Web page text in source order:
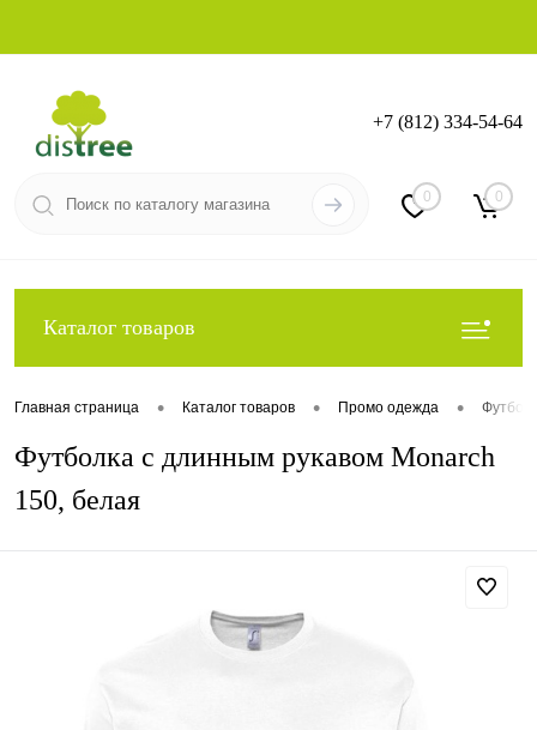
Вход Регистрация
+7 (812) 334-54-64
0 0
Каталог товаров
Главная страница • Каталог товаров • Промо одежда •
Футболка с длинным рукавом Monarch
150, белая